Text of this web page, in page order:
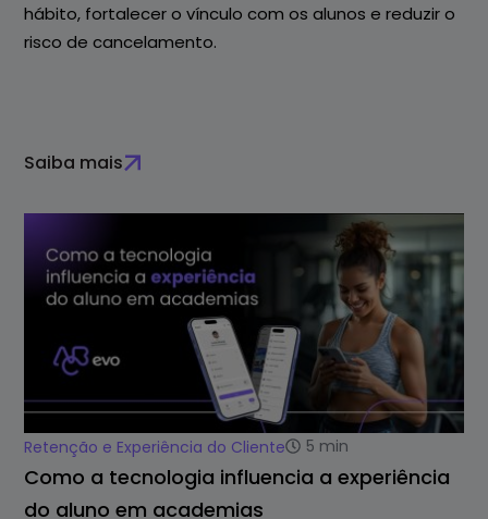
hábito, fortalecer o vínculo com os alunos e reduzir o
risco de cancelamento.
Saiba mais
Retenção e Experiência do Cliente 5 min
Como a tecnologia influencia a experiência
do aluno em academias